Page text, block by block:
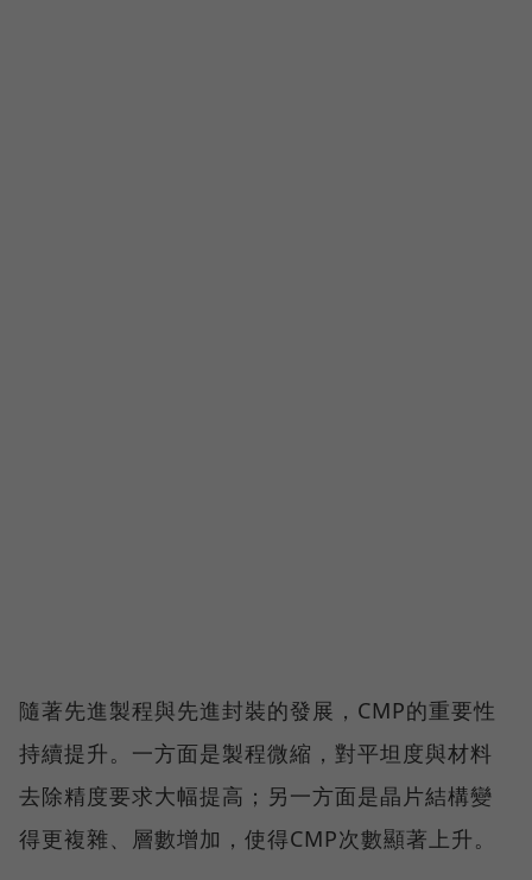
隨著先進製程與先進封裝的發展，CMP的重要性
持續提升。一方面是製程微縮，對平坦度與材料
去除精度要求大幅提高；另一方面是晶片結構變
得更複雜、層數增加，使得CMP次數顯著上升。